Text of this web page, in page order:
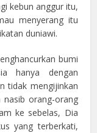
kebun anggur itu,
menyerang itu
duniawi.
bumi
hanya dengan
tidak mengijinkan
orang-orang
ke sebelas, Dia
yang terberkati,